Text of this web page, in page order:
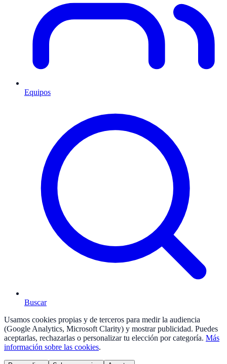
Equipos
Buscar
Usamos cookies propias y de terceros para medir la audiencia
(Google Analytics, Microsoft Clarity) y mostrar publicidad. Puedes
aceptarlas, rechazarlas o personalizar tu elección por categoría. Más
información sobre las cookies.